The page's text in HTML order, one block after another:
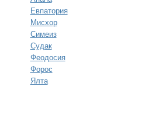
Евпатория
Мисхор
Симеиз
Судак
Феодосия
Форос
Ялта